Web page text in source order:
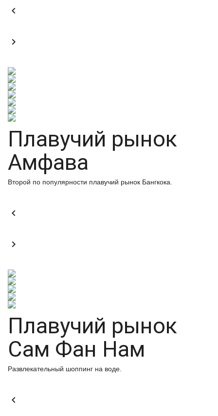


Плавучий рынок
Амфава
Второй по популярности плавучий рынок Бангкока.


Плавучий рынок
Сам Фан Нам
Развлекательный шоппинг на воде.
